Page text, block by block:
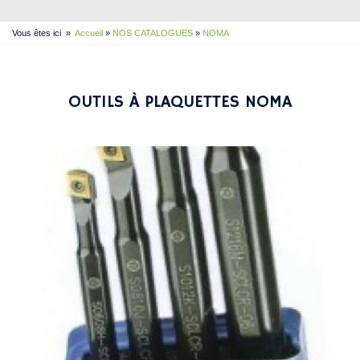
Vous êtes ici » Accueil » NOS CATALOGUES » NOMA
OUTILS À PLAQUETTES NOMA